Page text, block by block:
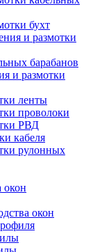
бухт
и размотки
барабанов
и размотки
ленты
проволоки
РВД
кабеля
рулонных
окон
окон